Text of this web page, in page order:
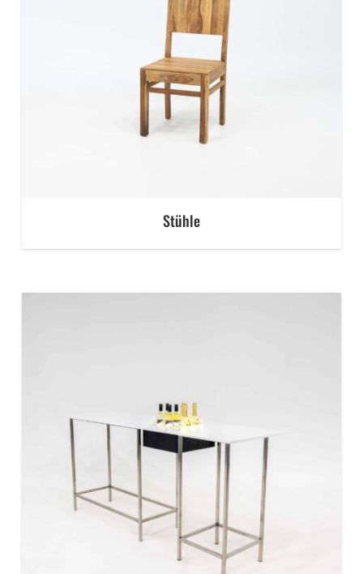
Stühle